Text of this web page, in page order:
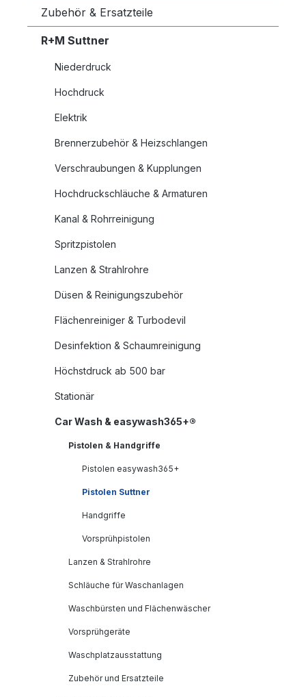
Zubehör & Ersatzteile
R+M Suttner
Niederdruck
Hochdruck
Elektrik
Brennerzubehör & Heizschlangen
Verschraubungen & Kupplungen
Hochdruckschläuche & Armaturen
Kanal & Rohrreinigung
Spritzpistolen
Lanzen & Strahlrohre
Düsen & Reinigungszubehör
Flächenreiniger & Turbodevil
Desinfektion & Schaumreinigung
Höchstdruck ab 500 bar
Stationär
Car Wash & easywash365+®
Pistolen & Handgriffe
Pistolen easywash365+
Pistolen Suttner
Handgriffe
Vorsprühpistolen
Lanzen & Strahlrohre
Schläuche für Waschanlagen
Waschbürsten und Flächenwäscher
Vorsprühgeräte
Waschplatzausstattung
Zubehör und Ersatzteile